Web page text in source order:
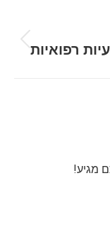
רפואיות
מגיע!